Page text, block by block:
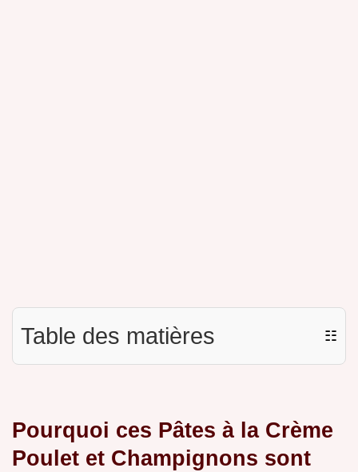
Table des matières ☷
Pourquoi ces Pâtes à la Crème
Poulet et Champignons sont